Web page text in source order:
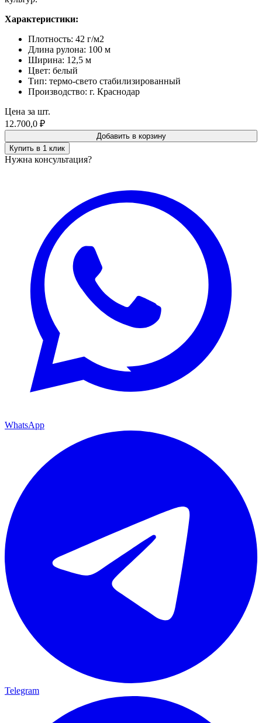
Характеристики:
Плотность: 42 г/м2
Длина рулона: 100 м
Ширина: 12,5 м
Цвет: белый
Тип: термо-свето стабилизированный
Производство: г. Краснодар
Цена за шт.
12.700,0 ₽
Добавить в корзину
Купить в 1 клик
Нужна консультация?
WhatsApp
Telegram